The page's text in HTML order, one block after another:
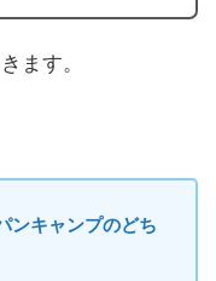
ます。
ンキャンプのどち